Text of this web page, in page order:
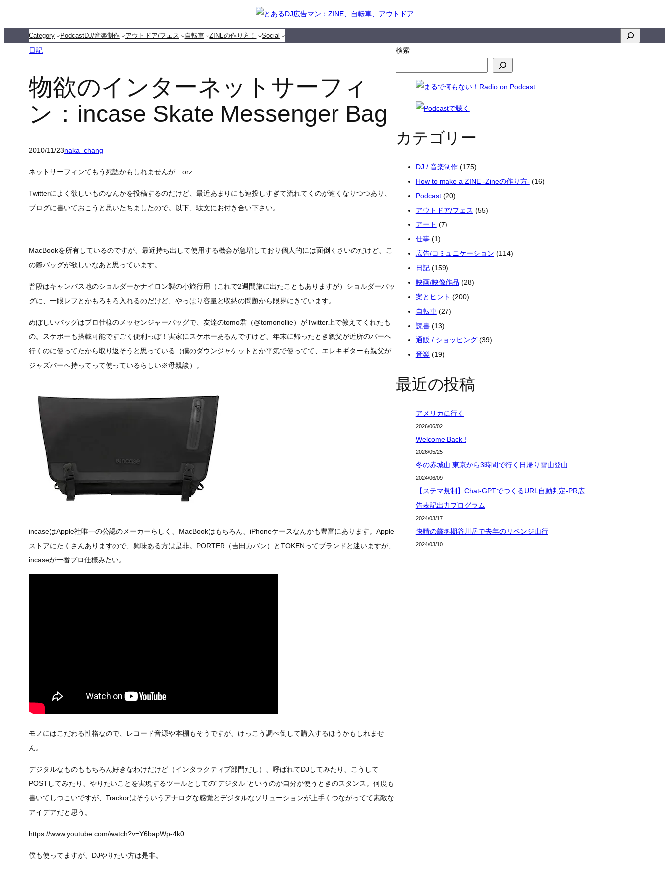
容
を
Category PodcastDJ/音楽制作 アウトドア/フェス 自転車 ZINEの作り方！ Social
日記
物欲のインターネットサーフィ
ン：incase Skate Messenger Bag
2010/11/23naka_chang
ネットサーフィンてもう死語かもしれませんが…orz
Twitterによく欲しいものなんかを投稿するのだけど、最近あまりにも連投しすぎて流れてくのが速くなりつつあり、
ブログに書いておこうと思いたちましたので。以下、駄文にお付き合い下さい。
MacBookを所有しているのですが、最近持ち出して使用する機会が急増しており個人的には面倒くさいのだけど、こ
の際バッグが欲しいなあと思っています。
普段はキャンパス地のショルダーかナイロン製の小旅行用（これで2週間旅に出たこともありますが）ショルダーバッ
グに、一眼レフとかもろもろ入れるのだけど、やっぱり容量と収納の問題から限界にきています。
めぼしいバッグはプロ仕様のメッセンジャーバッグで、友達のtomo君（@tomonollie）がTwitter上で教えてくれたも
の。スケボーも搭載可能ですごく便利っぽ！実家にスケボーあるんですけど、年末に帰ったとき親父が近所のバーへ
行くのに使ってたから取り返そうと思っている（僕のダウンジャケットとか平気で使ってて、エレキギターも親父が
ジャズバーへ持ってって使っているらしい※母親談）。
incaseはApple社唯一の公認のメーカーらしく、MacBookはもちろん、iPhoneケースなんかも豊富にあります。Apple
ストアにたくさんありますので、興味ある方は是非。PORTER（吉田カバン）とTOKENってブランドと迷いますが、
incaseが一番プロ仕様みたい。
モノにはこだわる性格なので、レコード音源や本棚もそうですが、けっこう調べ倒して購入するほうかもしれませ
ん。
デジタルなものももちろん好きなわけだけど（インタラクティブ部門だし）、呼ばれてDJしてみたり、こうして
POSTしてみたり、やりたいことを実現するツールとしての“デジタル”というのが自分が使うときのスタンス。何度も
書いてしつこいですが、Trackorはそういうアナログな感覚とデジタルなソリューションが上手くつながってて素敵な
アイデアだと思う。
https://www.youtube.com/watch?v=Y6bapWp-4k0
僕も使ってますが、DJやりたい方は是非。
検索
カテゴリー
DJ / 音楽制作(175)
How to make a ZINE -Zineの作り方- (16)
Podcast(20)
アウトドア/フェス (55)
アート (7)
仕事(1)
広告/コミュニケーション (114)
日記(159)
映画/映像作品 (28)
案とヒント (200)
自転車(27)
読書(13)
通販 / ショッピング(39)
音楽 (19)
最近の投稿
アメリカに行く
2026/06/02
Welcome Back !
2026/05/25
冬の赤城山 東京から3時間で行く日帰り雪山登山
2024/06/09
【ステマ規制】Chat-GPTでつくるURL自動判定-PR広
告表記出力プログラム
2024/03/17
快晴の厳冬期谷川岳で去年のリベンジ山行
2024/03/10